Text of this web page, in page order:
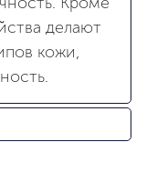
делают
кожи,